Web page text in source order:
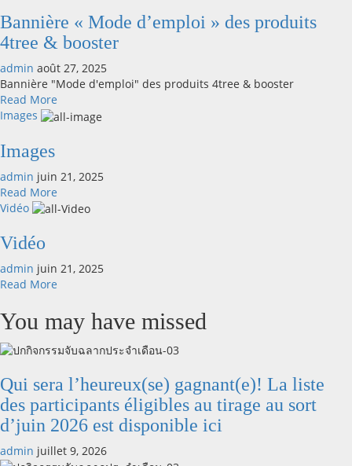
les
agriculteurs
connaître
!
pour
Augmenter
le
Poids
du
sans
Combien
il
pour
un
rendement
Bannière « Mode d’emploi » des produits
4tree & booster
admin août 27, 2025
Bannière "Mode d'emploi" des produits 4tree & booster
Read More
more
d’emploi »
produits
Images
Images
admin juin 21, 2025
Read More
more
Vidéo
Vidéo
admin juin 21, 2025
Read More
about
Vidéo
You may have missed
Qui sera l’heureux(se) gagnant(e)! La liste
des participants éligibles au tirage au sort
d’juin 2026 est disponible ici
admin juillet 9, 2026